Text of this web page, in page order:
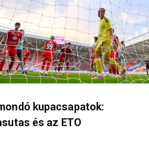
kupacsapatok:
és az ETO